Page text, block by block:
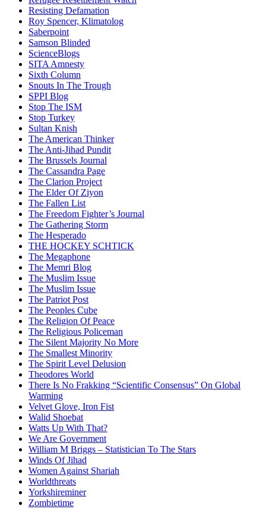
Resisting Defamation
Roy Spencer, Klimatolog
Saberpoint
Samson Blinded
ScienceBlogs
SITA Amnesty
Sixth Column
Snouts In The Trough
SPPI Blog
Stop The ISM
Stop Turkey
Sultan Knish
The American Thinker
The Anti-Jihad Pundit
The Brussels Journal
The Cassandra Page
The Clarion Project
The Elder Of Ziyon
The Fallen List
The Freedom Fighter’s Journal
The Gathering Storm
The Hesperado
THE HOCKEY SCHTICK
The Megaphone
The Memri Blog
The Muslim Issue
The Muslim Issue
The Patriot Post
The Peoples Cube
The Religion Of Peace
The Religious Policeman
The Silent Majority No More
The Smallest Minority
The Spirit Level Delusion
Theodores World
There Is No Frakking “Scientific Consensus” On Global
Warming
Velvet Glove, Iron Fist
Walid Shoebat
Watts Up With That?
We Are Government
William M Briggs – Statistician To The Stars
Winds Of Jihad
Women Against Shariah
Worldthreats
Yorkshireminer
Zombietime